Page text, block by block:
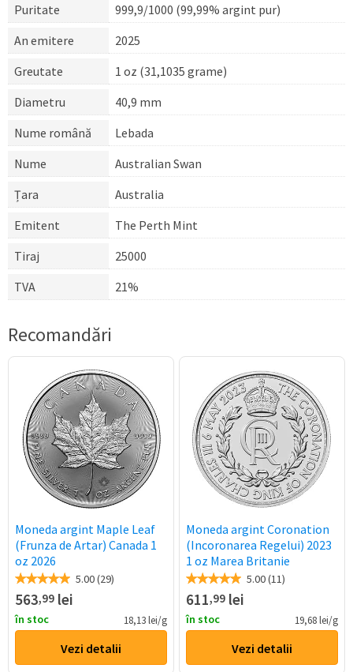
Puritate
999,9/1000 (99,99% argint pur)
An emitere
2025
Greutate
1 oz (31,1035 grame)
Diametru
40,9 mm
Nume română
Lebada
Nume
Australian Swan
Țara
Australia
Emitent
The Perth Mint
Tiraj
25000
TVA
21%
Recomandări
Moneda argint Maple Leaf
(Frunza de Artar) Canada 1
oz 2026
5.00 (29)
563,99 lei
în stoc 18,13 lei/g
Vezi detalii
Moneda argint Coronation
(Incoronarea Regelui) 2023
1 oz Marea Britanie
5.00 (11)
611,99lei
în stoc 19,68 lei/g
Vezi detalii